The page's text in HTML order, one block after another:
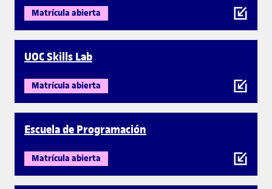
Matrícula abierta
UOC Skills Lab
Matrícula abierta
Escuela de Programación
Matrícula abierta